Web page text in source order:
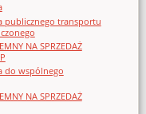
publicznego transportu
NA SPRZEDAŻ
do wspólnego
NA SPRZEDAŻ